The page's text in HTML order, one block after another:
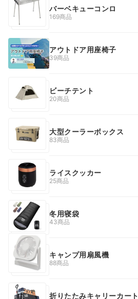
バーベキューコンロ
169商品
アウトドア用座椅子
39商品
ビーチテント
20商品
大型クーラーボックス
83商品
ライスクッカー
25商品
冬用寝袋
43商品
キャンプ用扇風機
88商品
折りたたみキャリーカート